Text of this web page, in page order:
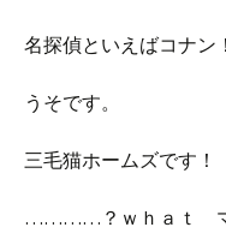
名探偵といえばコナン！
うそです。
三毛猫ホームズです！
…………？ｗｈａｔ マ